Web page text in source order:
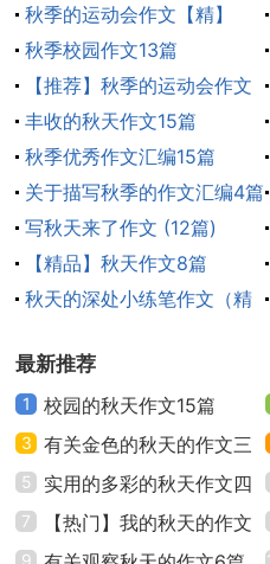
《英雄本色》中的小马
信能改变自己命运的人就是
幸福的人，就是神。
秋天的高中作文 篇2
我最喜欢五彩缤纷的秋
美丽的彩虹，呈现出异常丰
校园中栽种着十几棵枫
捧着，准备做成漂亮的书签
满枝头，让人馋涎欲滴。我
只，啊，一股扑鼻的清香沁
的！
秋季的运动会作文【精】
秋季校园作文13篇
【推荐】秋季的运动会作文
丰收的秋天作文15篇
秋季优秀作文汇编15篇
关于描写秋季的作文汇编4篇
写秋天来了作文 (12篇)
【精品】秋天作文8篇
秋天的深处小练笔作文（精
最新推荐
1 校园的秋天作文15篇
3
有关金色的秋天的作文三
篇
5
实用的多彩的秋天作文四
篇
7
【热门】我的秋天的作文
9